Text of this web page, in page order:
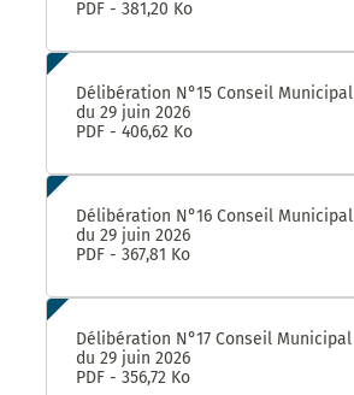
PDF - 381,20 Ko
Délibération N°15 Conseil Municipal
du 29 juin 2026
PDF - 406,62 Ko
Délibération N°16 Conseil Municipal
du 29 juin 2026
PDF - 367,81 Ko
Délibération N°17 Conseil Municipal
du 29 juin 2026
PDF - 356,72 Ko